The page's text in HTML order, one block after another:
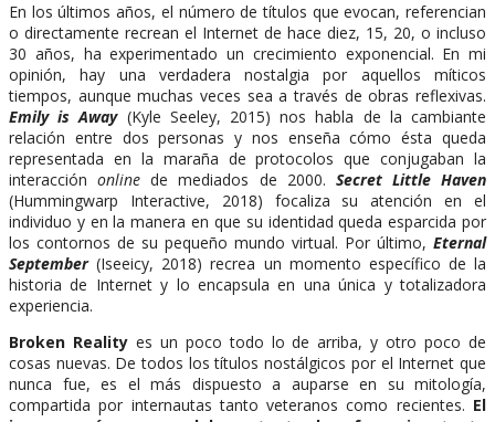
En los últimos años, el número de títulos que evocan, referencian
o directamente recrean el Internet de hace diez, 15, 20, o incluso
30 años, ha experimentado un crecimiento exponencial. En mi
opinión, hay una verdadera nostalgia por aquellos míticos
tiempos, aunque muchas veces sea a través de obras reflexivas.
Emily is Away(Kyle Seeley, 2015) nos habla de la cambiante
relación entre dos personas y nos enseña cómo ésta queda
representada en la maraña de protocolos que conjugaban la
interacciónonline de mediados de 2000. Secret Little Haven
(Hummingwarp Interactive, 2018) focaliza su atención en el
individuo y en la manera en que su identidad queda esparcida por
los contornos de su pequeño mundo virtual. Por último, Eternal
September(Iseeicy, 2018) recrea un momento específico de la
historia de Internet y lo encapsula en una única y totalizadora
experiencia.
Broken Realityes un poco todo lo de arriba, y otro poco de
cosas nuevas. De todos los títulos nostálgicos por el Internet que
nunca fue, es el más dispuesto a auparse en su mitología,
compartida por internautas tanto veteranos como recientes. El